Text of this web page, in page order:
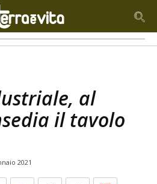
al
il tavolo
2021